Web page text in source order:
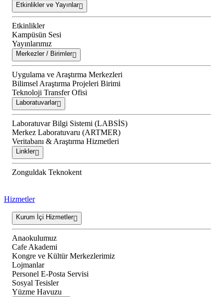
Etkinlikler ve Yayınlar
Etkinlikler
Kampüsün Sesi
Yayınlarımız
Merkezler / Birimler
Uygulama ve Araştırma Merkezleri
Bilimsel Araştırma Projeleri Birimi
Teknoloji Transfer Ofisi
Laboratuvarlar
Laboratuvar Bilgi Sistemi (LABSİS)
Merkez Laboratuvaru (ARTMER)
Veritabanı & Araştırma Hizmetleri
Linkler
Zonguldak Teknokent
Hizmetler
Kurum İçi Hizmetler
Anaokulumuz
Cafe Akademi
Kongre ve Kültür Merkezlerimiz
Lojmanlar
Personel E-Posta Servisi
Sosyal Tesisler
Yüzme Havuzu